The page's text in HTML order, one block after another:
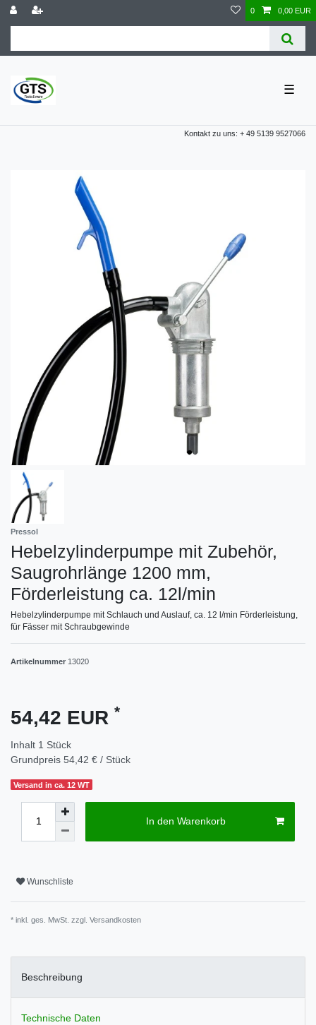
0 0,00 EUR
☰
Kontakt zu uns: + 49 5139 9527066
Pressol
Hebelzylinderpumpe mit Zubehör,
Saugrohrlänge 1200 mm,
Förderleistung ca. 12l/min
Hebelzylinderpumpe mit Schlauch und Auslauf, ca. 12 l/min Förderleistung,
für Fässer mit Schraubgewinde
Artikelnummer 13020
54,42 EUR *
Inhalt 1 Stück
Grundpreis 54,42 € / Stück
Versand in ca. 12 WT
In den Warenkorb
Wunschliste
* inkl. ges. MwSt. zzgl. Versandkosten
Beschreibung
Technische Daten